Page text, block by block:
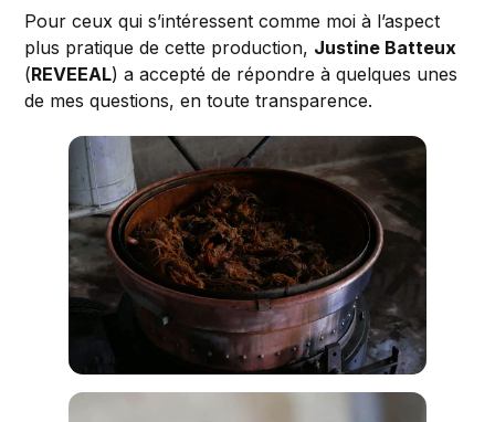
Pour ceux qui s’intéressent comme moi à l’aspect
plus pratique de cette production, Justine Batteux
(REVEEAL) a accepté de répondre à quelques unes
de mes questions, en toute transparence.